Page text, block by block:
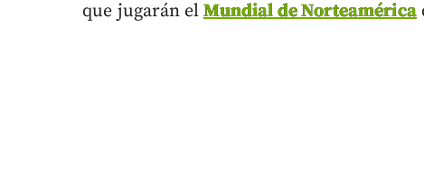
que jugarán elMundial de Norteamérica